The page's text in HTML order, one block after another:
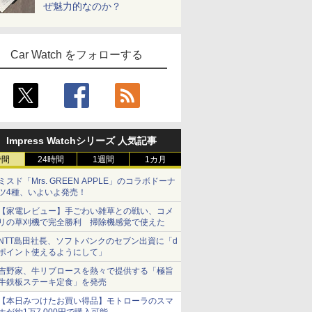
ぜ魅力的なのか？
Car Watch をフォローする
Impress Watchシリーズ 人気記事
24時間 1週間 1カ月
ミスド「Mrs. GREEN APPLE」のコラボドーナ
4種、いよいよ発売！
【家電レビュー】手ごわい雑草との戦い、コメ
リの草刈機で完全勝利 掃除機感覚で使えた
NTT島田社長、ソフトバンクのセブン出資に「d
イント使えるようにして」
野家、牛リブロースを熱々で提供する「極旨
鉄板ステーキ定食」を発売
【本日みつけたお買い得品】モトローラのスマ